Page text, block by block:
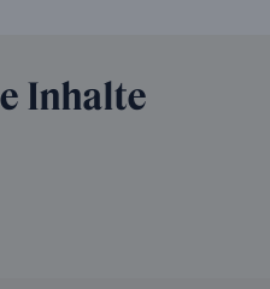
Inhalte